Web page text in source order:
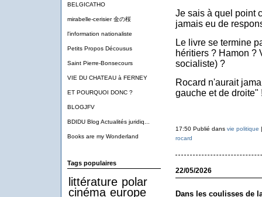
BELGICATHO
mirabelle-cerisier 金の桜
l'information nationaliste
Petits Propos Décousus
Saint Pierre-Bonsecours
VIE DU CHATEAU à FERNEY
ET POURQUOI DONC ?
BLOGJFV
BDIDU Blog Actualités juridiq...
Books are my Wonderland
Tags populaires
littérature polar
cinéma europe
Je sais à quel point
jamais eu de
Le livre se termine
héritiers ? Hamon ?
socialiste) ?
Rocard n'aurait
gauche et de droite"
17:50 Publié dans vie politique
rocard
22/05/2026
Dans les coulisses de